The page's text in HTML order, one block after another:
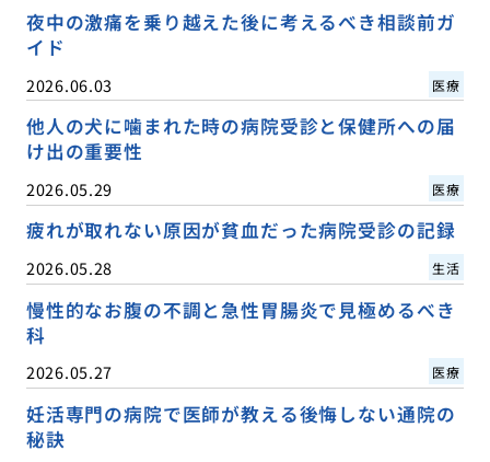
夜中の激痛を乗り越えた後に考えるべき相談前ガ
イド
2026.06.03 医療
他人の犬に噛まれた時の病院受診と保健所への届
け出の重要性
2026.05.29 医療
疲れが取れない原因が貧血だった病院受診の記録
2026.05.28 生活
慢性的なお腹の不調と急性胃腸炎で見極めるべき
科
2026.05.27 医療
妊活専門の病院で医師が教える後悔しない通院の
秘訣